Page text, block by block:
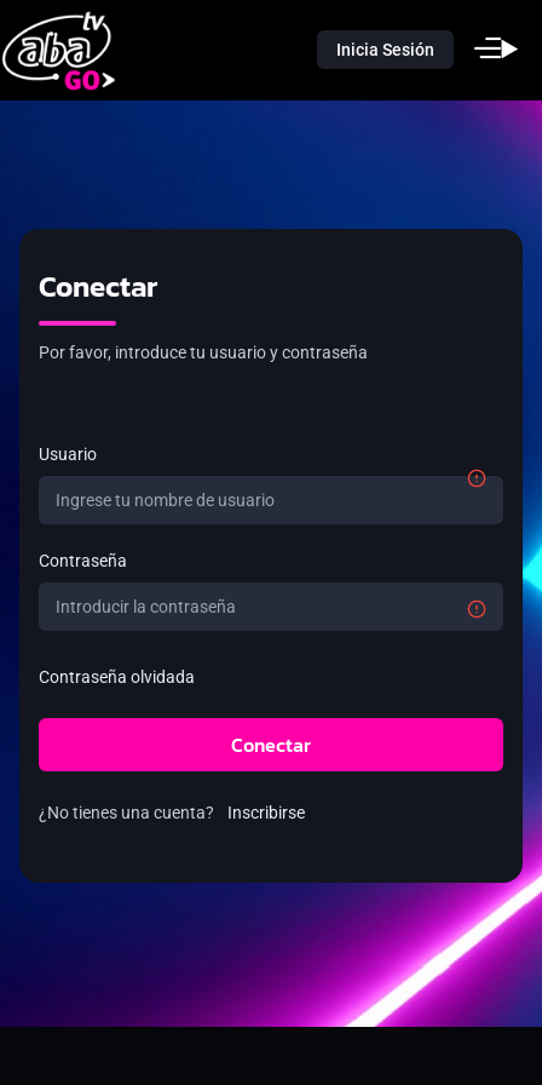
Inicia Sesión
Conectar
Por favor, introduce tu usuario y contraseña
Usuario
Contraseña
Contraseña olvidada
Conectar
¿No tienes una cuenta? Inscribirse